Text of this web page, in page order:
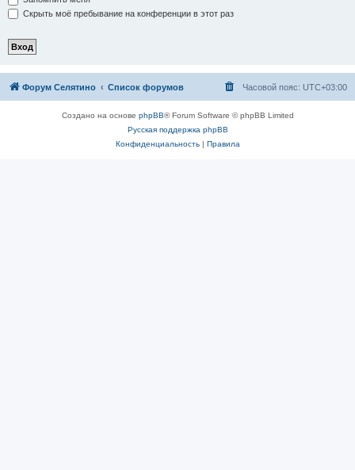
Скрыть моё пребывание на конференции в этот раз
Форум Селятино Список форумов Часовой пояс: UTC+03:00
Создано на основе phpBB® Forum Software © phpBB Limited
Русская поддержка phpBB
Конфиденциальность| Правила